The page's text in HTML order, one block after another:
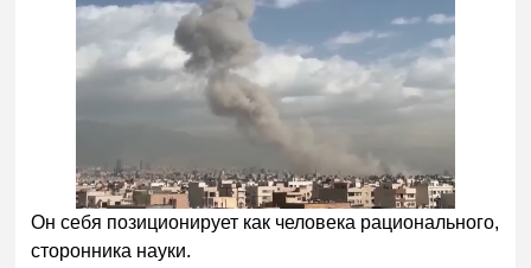
Он себя позиционирует как человека рационального,
сторонника науки.